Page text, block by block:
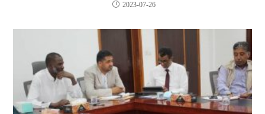
2023-07-26